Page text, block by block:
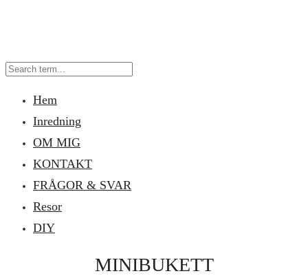
Hem
Inredning
OM MIG
KONTAKT
FRÅGOR & SVAR
Resor
DIY
MINIBUKETT